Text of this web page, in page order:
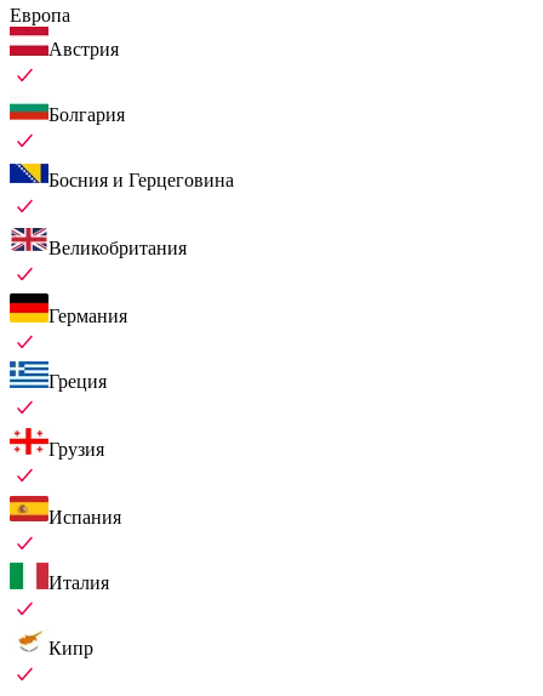
Европа
Австрия
Болгария
Босния и Герцеговина
Великобритания
Германия
Греция
Грузия
Испания
Италия
Кипр